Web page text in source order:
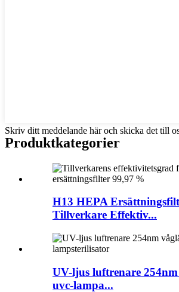
Skriv ditt meddelande här och skicka det till
Produktkategorier
H13 HEPA
Tillverkare Effektiv...
UV-ljus luftrenare
uvc-lampa...